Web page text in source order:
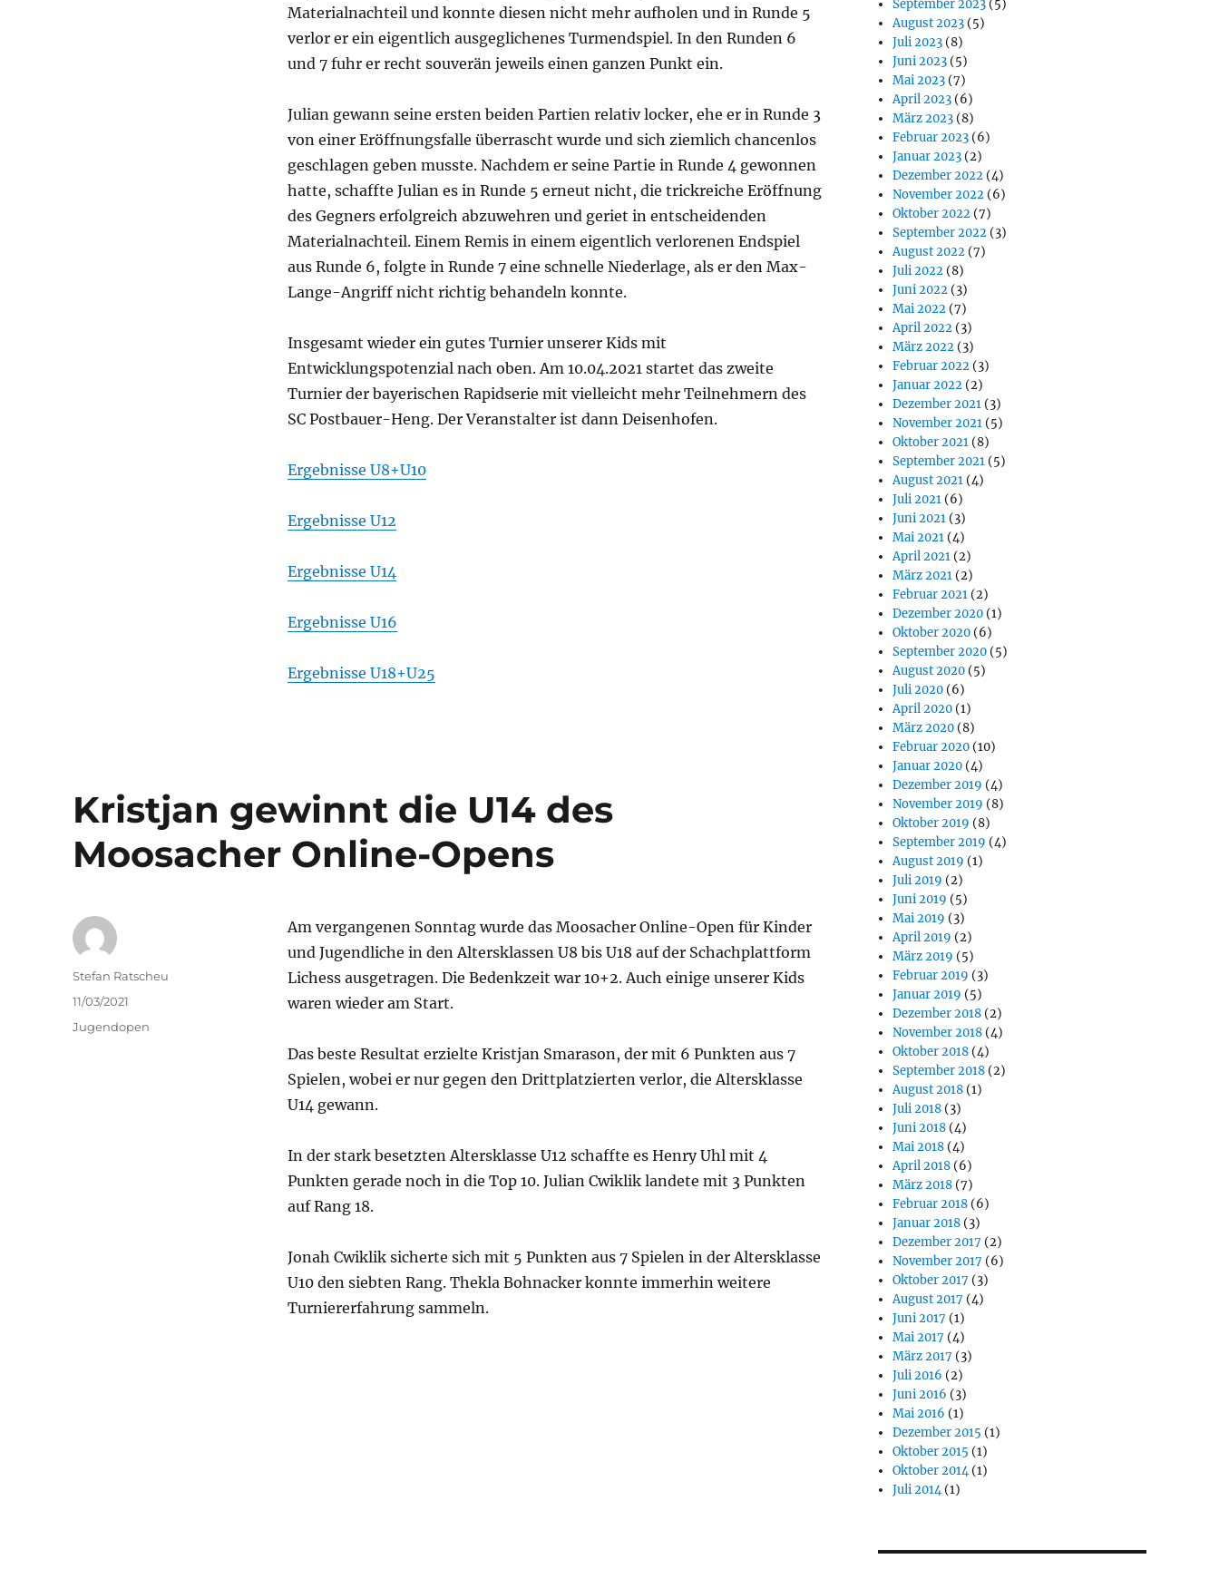
Materialnachteil und konnte diesen nicht mehr aufholen und in Runde 5
verlor er ein eigentlich ausgeglichenes Turmendspiel. In den Runden 6
und 7 fuhr er recht souverän jeweils einen ganzen Punkt ein.
Julian gewann seine ersten beiden Partien relativ locker, ehe er in Runde 3
von einer Eröffnungsfalle überrascht wurde und sich ziemlich chancenlos
geschlagen geben musste. Nachdem er seine Partie in Runde 4 gewonnen
hatte, schaffte Julian es in Runde 5 erneut nicht, die trickreiche Eröffnung
des Gegners erfolgreich abzuwehren und geriet in entscheidenden
Materialnachteil. Einem Remis in einem eigentlich verlorenen Endspiel
aus Runde 6, folgte in Runde 7 eine schnelle Niederlage, als er den Max-
Lange-Angriff nicht richtig behandeln konnte.
Insgesamt wieder ein gutes Turnier unserer Kids mit
Entwicklungspotenzial nach oben. Am 10.04.2021 startet das zweite
Turnier der bayerischen Rapidserie mit vielleicht mehr Teilnehmern des
SC Postbauer-Heng. Der Veranstalter ist dann Deisenhofen.
Ergebnisse U8+U10
Ergebnisse U12
Ergebnisse U14
Ergebnisse U16
Ergebnisse U18+U25
Kristjan gewinnt die U14 des
Moosacher Online-Opens
Am vergangenen Sonntag wurde das Moosacher Online-Open für Kinder
und Jugendliche in den Altersklassen U8 bis U18 auf der Schachplattform
Lichess ausgetragen. Die Bedenkzeit war 10+2. Auch einige unserer Kids
waren wieder am Start.
Das beste Resultat erzielte Kristjan Smarason, der mit 6 Punkten aus 7
Spielen, wobei er nur gegen den Drittplatzierten verlor, die Altersklasse
U14 gewann.
In der stark besetzten Altersklasse U12 schaffte es Henry Uhl mit 4
Punkten gerade noch in die Top 10. Julian Cwiklik landete mit 3 Punkten
auf Rang 18.
Jonah Cwiklik sicherte sich mit 5 Punkten aus 7 Spielen in der Altersklasse
U10 den siebten Rang. Thekla Bohnacker konnte immerhin weitere
Turniererfahrung sammeln.
Autor
Stefan Ratscheu
Veröffentlicht
11/03/2021
Kategorien
Jugendopen
September 2023 (5)
August 2023 (5)
Juli 2023 (8)
Juni 2023 (5)
Mai 2023 (7)
April 2023 (6)
März 2023 (8)
Februar 2023 (6)
Januar 2023 (2)
Dezember 2022 (4)
November 2022 (6)
Oktober 2022 (7)
September 2022 (3)
August 2022 (7)
Juli 2022 (8)
Juni 2022 (3)
Mai 2022 (7)
April 2022 (3)
März 2022 (3)
Februar 2022 (3)
Januar 2022 (2)
Dezember 2021 (3)
November 2021 (5)
Oktober 2021 (8)
September 2021 (5)
August 2021 (4)
Juli 2021 (6)
Juni 2021 (3)
Mai 2021 (4)
April 2021 (2)
März 2021 (2)
Februar 2021 (2)
Dezember 2020 (1)
Oktober 2020 (6)
September 2020 (5)
August 2020 (5)
Juli 2020 (6)
April 2020 (1)
März 2020 (8)
Februar 2020 (10)
Januar 2020 (4)
Dezember 2019 (4)
November 2019 (8)
Oktober 2019 (8)
September 2019 (4)
August 2019 (1)
Juli 2019 (2)
Juni 2019 (5)
Mai 2019 (3)
April 2019 (2)
März 2019 (5)
Februar 2019 (3)
Januar 2019 (5)
Dezember 2018 (2)
November 2018 (4)
Oktober 2018 (4)
September 2018 (2)
August 2018 (1)
Juli 2018 (3)
Juni 2018 (4)
Mai 2018 (4)
April 2018 (6)
März 2018 (7)
Februar 2018 (6)
Januar 2018 (3)
Dezember 2017 (2)
November 2017 (6)
Oktober 2017 (3)
August 2017 (4)
Juni 2017 (1)
Mai 2017 (4)
März 2017 (3)
Juli 2016 (2)
Juni 2016 (3)
Mai 2016 (1)
Dezember 2015 (1)
Oktober 2015 (1)
Oktober 2014(1)
Juli 2014(1)